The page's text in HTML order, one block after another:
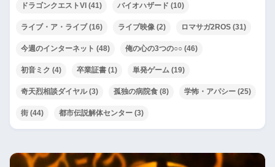
ドラゴンクエストVI (41) バイオハザード (10)
ライブ・ア・ライブ(16) ライブ映像 (2) ロマサガ2ROS (31)
今週のインターネット (48) 俺の心の3つの○○ (46)
初音ミク (4) 卒業証書 (1) 単発ゲーム (19)
奇天烈相談ダイヤル(3) 孤独の病院食 (8) 学怖・アパシー (25)
街 (44) 都市伝説解体センター (3)